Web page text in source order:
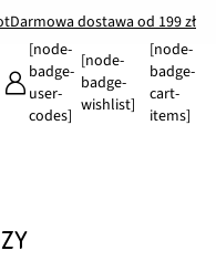
Darmowa dostawa od 199 zł
[node-
badge-
user-
codes]
[node-
badge-
wishlist]
[node-
badge-
cart-
items]